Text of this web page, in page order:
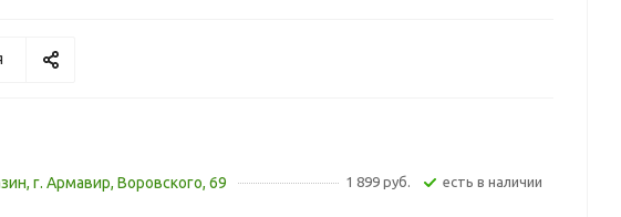
г. Армавир, Воровского, 69 1 899 руб. Есть в наличии